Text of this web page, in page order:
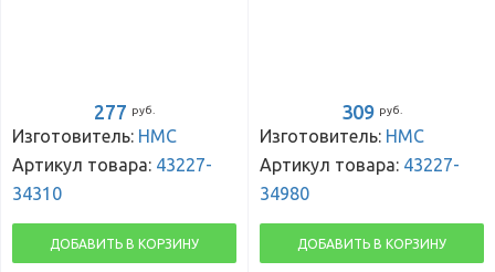
277 руб.
Изготовитель: HMC
Артикул товара: 43227-
34310
ДОБАВИТЬ В КОРЗИНУ
309 руб.
Изготовитель: HMC
Артикул товара: 43227-
34980
ДОБАВИТЬ В КОРЗИНУ